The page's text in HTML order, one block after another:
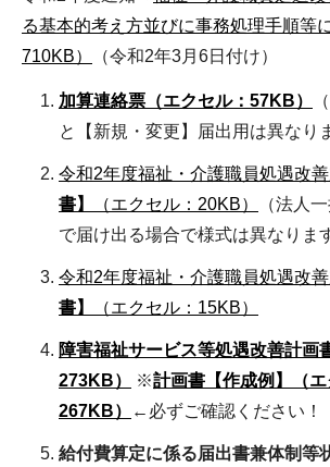
る基本的考え方並びに事務処理手順等
710KB）
（令和2年3月6日付け）
加算連絡票（エクセル：57KB）
と【新規・変更】届出用は異なり
令和2年度福祉・介護職員処遇改
書】
（エクセル：20KB）
（法人
で届け出る場合で様式は異なりま
令和2年度福祉・介護職員処遇改
書】
（エクセル：15KB）
障害福祉サービス等処遇改善計画
273KB）
※計画書【作成例】（エ
267KB）
←必ずご確認ください！
給付費算定に係る届出書兼体制等